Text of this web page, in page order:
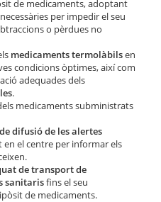
de medicaments, adoptant
per impedir el seu
o pèrdues no
medicaments termolàbilsen
condicions òptimes, així com
adequades dels
.
medicaments subministrats
difusió de les alertes
en el centre per informar els
de transport de
sanitarisfins el seu
de medicaments.